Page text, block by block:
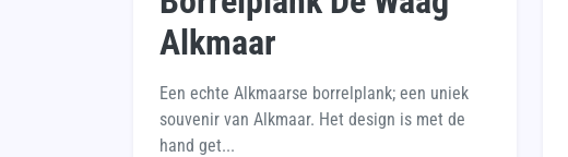
Alkmaar
Een echte Alkmaarse borrelplank; een uniek
souvenir van Alkmaar. Het design is met de
hand get...